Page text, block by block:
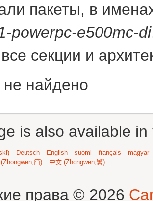
пакеты, в
powerpc-e500mc-di
секции и
не найдено
is also available
Deutsch English suomi français
magyar
简) 中文 (Zhongwen,繁)
права © 2026